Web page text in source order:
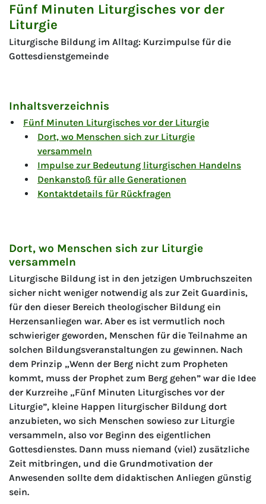
Fünf Minuten Liturgisches vor der
Liturgie
Liturgische Bildung im Alltag: Kurzimpulse für die
Gottesdienstgemeinde
Inhaltsverzeichnis
Fünf Minuten Liturgisches vor der Liturgie
Dort, wo Menschen sich zur Liturgie
versammeln
Impulse zur Bedeutung liturgischen Handelns
Denkanstoß für alle Generationen
Kontaktdetails für Rückfragen
Dort, wo Menschen sich zur Liturgie
versammeln
Liturgische Bildung ist in den jetzigen Umbruchszeiten
sicher nicht weniger notwendig als zur Zeit Guardinis,
für den dieser Bereich theologischer Bildung ein
Herzensanliegen war. Aber es ist vermutlich noch
schwieriger geworden, Menschen für die Teilnahme an
solchen Bildungsveranstaltungen zu gewinnen. Nach
dem Prinzip „Wenn der Berg nicht zum Propheten
kommt, muss der Prophet zum Berg gehen” war die Idee
der Kurzreihe „Fünf Minuten Liturgisches vor der
Liturgie”, kleine Happen liturgischer Bildung dort
anzubieten, wo sich Menschen sowieso zur Liturgie
versammeln, also vor Beginn des eigentlichen
Gottesdienstes. Dann muss niemand (viel) zusätzliche
Zeit mitbringen, und die Grundmotivation der
Anwesenden sollte dem didaktischen Anliegen günstig
sein.